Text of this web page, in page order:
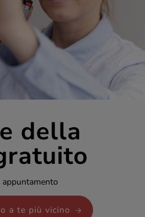
della
a te più vicino